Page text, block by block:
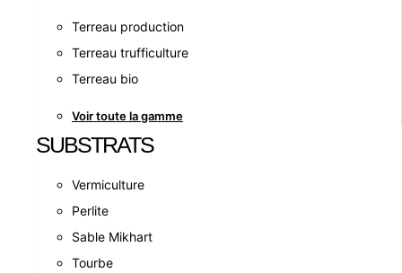
Terreau production
Terreau trufficulture
Terreau bio
Voir toute la gamme
SUBSTRATS
Vermiculture
Perlite
Sable Mikhart
Tourbe